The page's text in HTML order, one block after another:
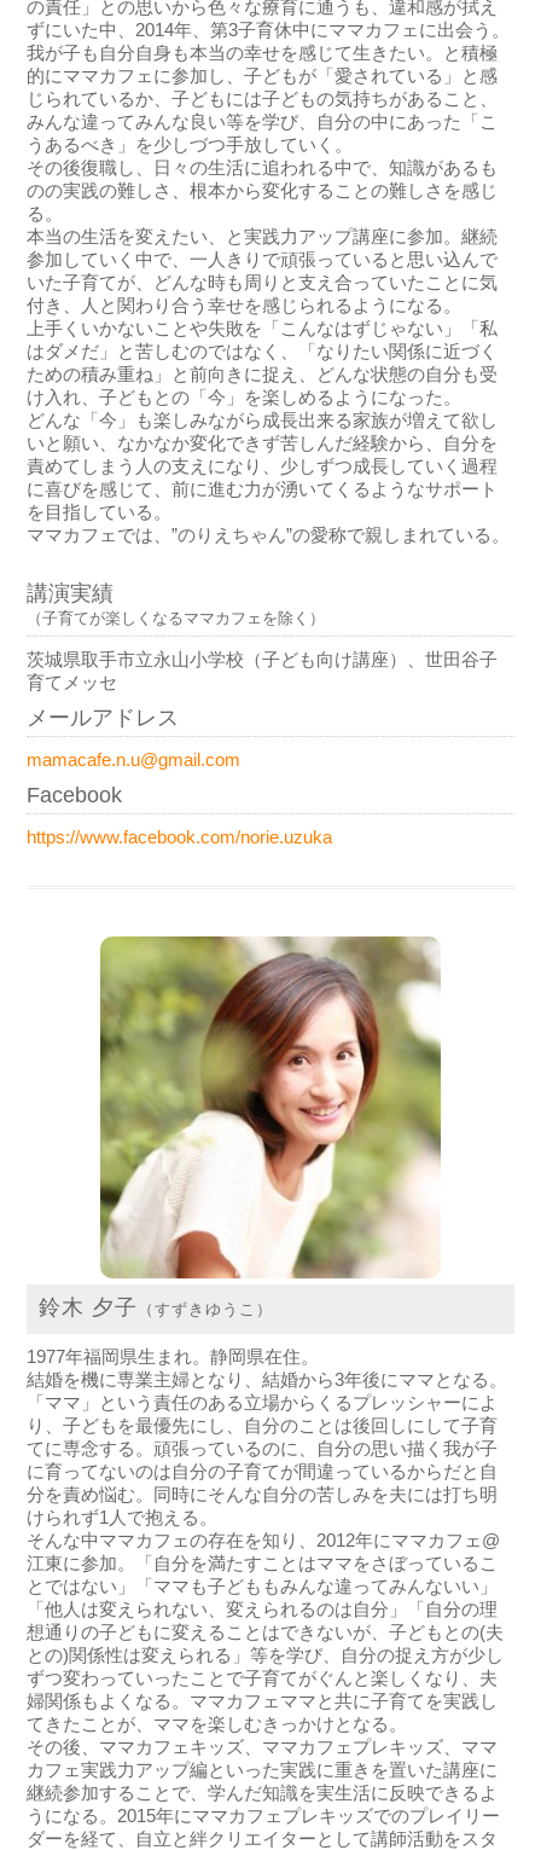
の責任」との思いから色々な療育に通うも、違和感が拭え
ずにいた中、2014年、第3子育休中にママカフェに出会う。
我が子も自分自身も本当の幸せを感じて生きたい。と積極
的にママカフェに参加し、子どもが「愛されている」と感
じられているか、子どもには子どもの気持ちがあること、
みんな違ってみんな良い等を学び、自分の中にあった「こ
うあるべき」を少しづつ手放していく。
その後復職し、日々の生活に追われる中で、知識があるも
のの実践の難しさ、根本から変化することの難しさを感じ
る。
本当の生活を変えたい、と実践力アップ講座に参加。継続
参加していく中で、一人きりで頑張っていると思い込んで
いた子育てが、どんな時も周りと支え合っていたことに気
付き、人と関わり合う幸せを感じられるようになる。
上手くいかないことや失敗を「こんなはずじゃない」「私
はダメだ」と苦しむのではなく、「なりたい関係に近づく
ための積み重ね」と前向きに捉え、どんな状態の自分も受
け入れ、子どもとの「今」を楽しめるようになった。
どんな「今」も楽しみながら成長出来る家族が増えて欲し
いと願い、なかなか変化できず苦しんだ経験から、自分を
責めてしまう人の支えになり、少しずつ成長していく過程
に喜びを感じて、前に進む力が湧いてくるようなサポート
を目指している。
ママカフェでは、”のりえちゃん”の愛称で親しまれている。
講演実績
（子育てが楽しくなるママカフェを除く）
茨城県取手市立永山小学校（子ども向け講座）、世田谷子
育てメッセ
メールアドレス
mamacafe.n.u@gmail.com
Facebook
https://www.facebook.com/norie.uzuka
鈴木 夕子 （すずきゆうこ）
1977年福岡県生まれ。静岡県在住。
結婚を機に専業主婦となり、結婚から3年後にママとなる。
「ママ」という責任のある立場からくるプレッシャーによ
り、子どもを最優先にし、自分のことは後回しにして子育
てに専念する。頑張っているのに、自分の思い描く我が子
に育ってないのは自分の子育てが間違っているからだと自
分を責め悩む。同時にそんな自分の苦しみを夫には打ち明
けられず1人で抱える。
そんな中ママカフェの存在を知り、2012年にママカフェ@
江東に参加。「自分を満たすことはママをさぼっているこ
とではない」「ママも子どももみんな違ってみんないい」
「他人は変えられない、変えられるのは自分」「自分の理
想通りの子どもに変えることはできないが、子どもとの(夫
との)関係性は変えられる」等を学び、自分の捉え方が少し
ずつ変わっていったことで子育てがぐんと楽しくなり、夫
婦関係もよくなる。ママカフェママと共に子育てを実践し
てきたことが、ママを楽しむきっかけとなる。
その後、ママカフェキッズ、ママカフェプレキッズ、ママ
カフェ実践力アップ編といった実践に重きを置いた講座に
継続参加することで、学んだ知識を実生活に反映できるよ
うになる。2015年にママカフェプレキッズでのプレイリー
ダーを経て、自立と絆クリエイターとして講師活動をスタ